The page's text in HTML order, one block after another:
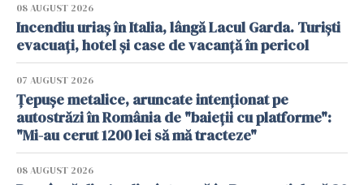
08 AUGUST 2026
Incendiu uriaș în Italia, lângă Lacul Garda. Turiști
evacuați, hotel și case de vacanță în pericol
07 AUGUST 2026
Țepușe metalice, aruncate intenționat pe
autostrăzi în România de "baieții cu platforme":
"Mi-au cerut 1200 lei să mă tracteze"
08 AUGUST 2026